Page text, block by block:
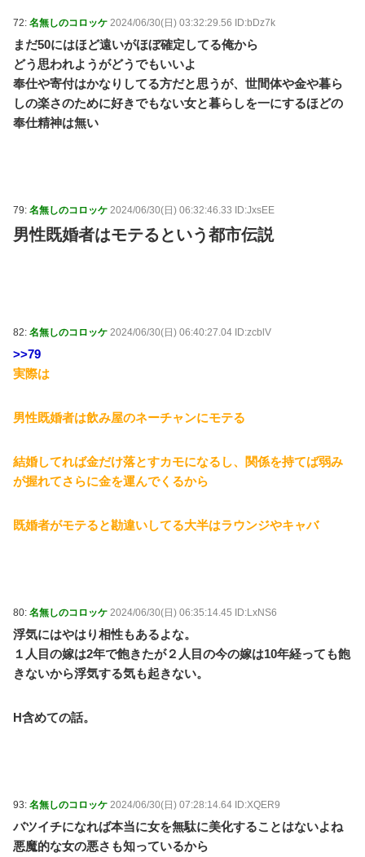
72: 名無しのコロッケ 2024/06/30(日) 03:32:29.56 ID:bDz7k
まだ50にはほど遠いがほぼ確定してる俺から
どう思われようがどうでもいいよ
奉仕や寄付はかなりしてる方だと思うが、世間体や金や暮ら
しの楽さのために好きでもない女と暮らしを一にするほどの
奉仕精神は無い
79: 名無しのコロッケ 2024/06/30(日) 06:32:46.33 ID:JxsEE
男性既婚者はモテるという都市伝説
82: 名無しのコロッケ 2024/06/30(日) 06:40:27.04 ID:zcblV
>>79
実際は
男性既婚者は飲み屋のネーチャンにモテる
結婚してれば金だけ落とすカモになるし、関係を持てば弱み
が握れてさらに金を運んでくるから
既婚者がモテると勘違いしてる大半はラウンジやキャバ
80: 名無しのコロッケ 2024/06/30(日) 06:35:14.45 ID:LxNS6
浮気にはやはり相性もあるよな。
１人目の嫁は2年で飽きたが２人目の今の嫁は10年経っても飽
きないから浮気する気も起きない。
H含めての話。
93: 名無しのコロッケ 2024/06/30(日) 07:28:14.64 ID:XQER9
バツイチになれば本当に女を無駄に美化することはないよね
悪魔的な女の悪さも知っているから